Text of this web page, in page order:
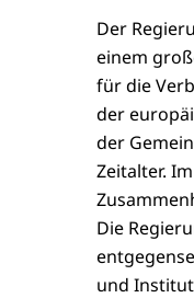
Der
einem
für die
der
der
Zeitalter.
Die
und